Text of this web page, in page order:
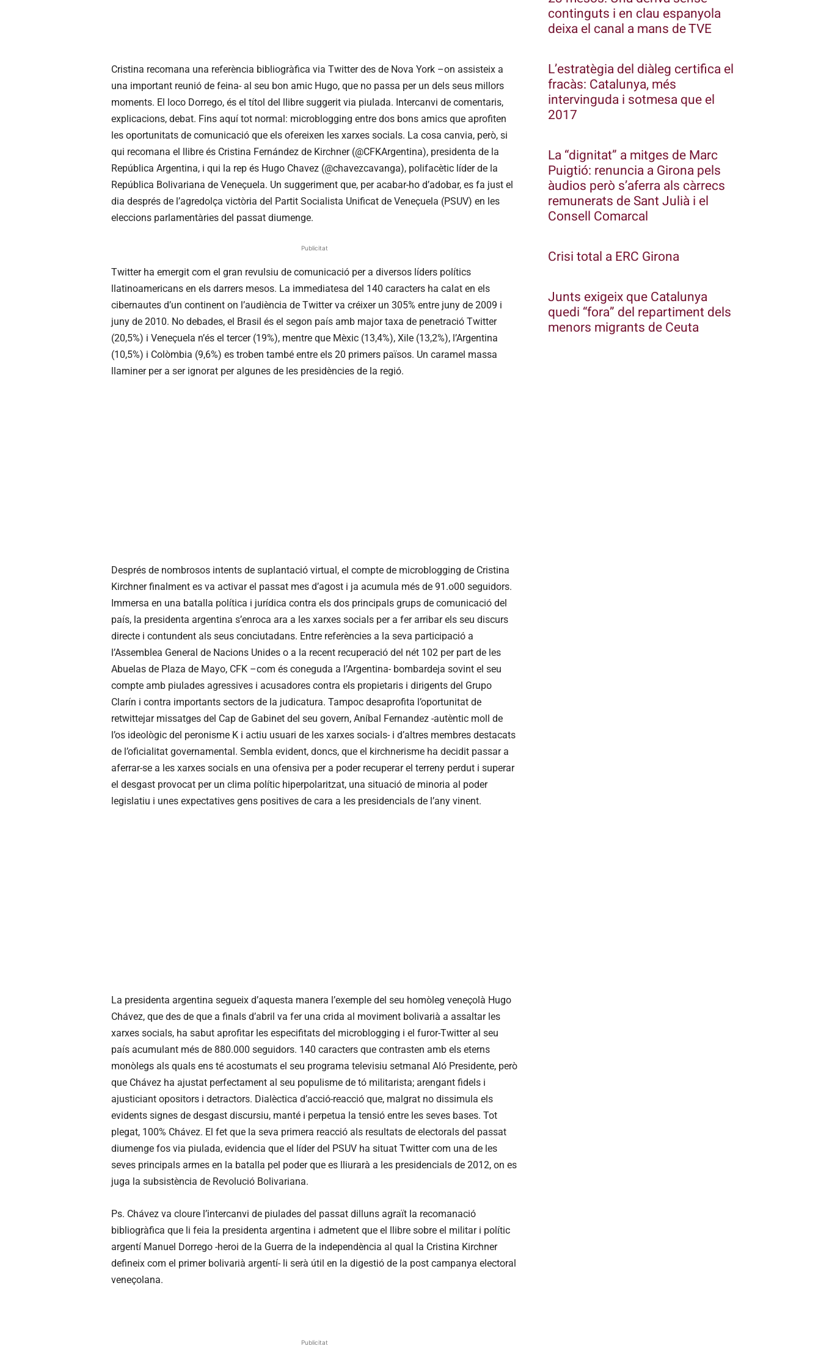
Cristina recomana una referència bibliogràfica via Twitter des de Nova York –on assisteix a
una important reunió de feina- al seu bon amic Hugo, que no passa per un dels seus millors
moments. El loco Dorrego, és el títol del llibre suggerit via piulada. Intercanvi de comentaris,
explicacions, debat. Fins aquí tot normal: microblogging entre dos bons amics que aprofiten
les oportunitats de comunicació que els ofereixen les xarxes socials. La cosa canvia, però, si
qui recomana el llibre és Cristina Fernández de Kirchner (@CFKArgentina), presidenta de la
República Argentina, i qui la rep és Hugo Chavez (@chavezcavanga), polifacètic líder de la
República Bolivariana de Veneçuela. Un suggeriment que, per acabar-ho d’adobar, es fa just el
dia després de l’agredolça victòria del Partit Socialista Unificat de Veneçuela (PSUV) en les
eleccions parlamentàries del passat diumenge.
Publicitat
Twitter ha emergit com el gran revulsiu de comunicació per a diversos líders polítics
llatinoamericans en els darrers mesos. La immediatesa del 140 caracters ha calat en els
cibernautes d’un continent on l’audiència de Twitter va créixer un 305% entre juny de 2009 i
juny de 2010. No debades, el Brasil és el segon país amb major taxa de penetració Twitter
(20,5%) i Veneçuela n’és el tercer (19%), mentre que Mèxic (13,4%), Xile (13,2%), l’Argentina
(10,5%) i Colòmbia (9,6%) es troben també entre els 20 primers països. Un caramel massa
llaminer per a ser ignorat per algunes de les presidències de la regió.
Després de nombrosos intents de suplantació virtual, el compte de microblogging de Cristina
Kirchner finalment es va activar el passat mes d’agost i ja acumula més de 91.o00 seguidors.
Immersa en una batalla política i jurídica contra els dos principals grups de comunicació del
país, la presidenta argentina s’enroca ara a les xarxes socials per a fer arribar els seu discurs
directe i contundent als seus conciutadans. Entre referències a la seva participació a
l’Assemblea General de Nacions Unides o a la recent recuperació del nét 102 per part de les
Abuelas de Plaza de Mayo, CFK –com és coneguda a l’Argentina- bombardeja sovint el seu
compte amb piulades agressives i acusadores contra els propietaris i dirigents del Grupo
Clarín i contra importants sectors de la judicatura. Tampoc desaprofita l’oportunitat de
retwittejar missatges del Cap de Gabinet del seu govern, Aníbal Fernandez -autèntic moll de
l’os ideològic del peronisme K i actiu usuari de les xarxes socials- i d’altres membres destacats
de l’oficialitat governamental. Sembla evident, doncs, que el kirchnerisme ha decidit passar a
aferrar-se a les xarxes socials en una ofensiva per a poder recuperar el terreny perdut i superar
el desgast provocat per un clima polític hiperpolaritzat, una situació de minoria al poder
legislatiu i unes expectatives gens positives de cara a les presidencials de l’any vinent.
La presidenta argentina segueix d’aquesta manera l’exemple del seu homòleg veneçolà Hugo
Chávez, que des de que a finals d’abril va fer una crida al moviment bolivarià a assaltar les
xarxes socials, ha sabut aprofitar les especifitats del microblogging i el furor-Twitter al seu
país acumulant més de 880.000 seguidors. 140 caracters que contrasten amb els eterns
monòlegs als quals ens té acostumats el seu programa televisiu setmanal Aló Presidente, però
que Chávez ha ajustat perfectament al seu populisme de tó militarista; arengant fidels i
ajusticiant opositors i detractors. Dialèctica d’acció-reacció que, malgrat no dissimula els
evidents signes de desgast discursiu, manté i perpetua la tensió entre les seves bases. Tot
plegat, 100% Chávez. El fet que la seva primera reacció als resultats de electorals del passat
diumenge fos via piulada, evidencia que el líder del PSUV ha situat Twitter com una de les
seves principals armes en la batalla pel poder que es lliurarà a les presidencials de 2012, on es
juga la subsistència de Revolució Bolivariana.
Ps. Chávez va cloure l’intercanvi de piulades del passat dilluns agraït la recomanació
bibliogràfica que li feia la presidenta argentina i admetent que el llibre sobre el militar i polític
argentí Manuel Dorrego -heroi de la Guerra de la independència al qual la Cristina Kirchner
defineix com el primer bolivarià argentí- li serà útil en la digestió de la post campanya electoral
veneçolana.
Publicitat
continguts i en clau espanyola
deixa el canal a mans de TVE
L’estratègia del diàleg certifica el
fracàs: Catalunya, més
intervinguda i sotmesa que el
2017
La “dignitat” a mitges de Marc
Puigtió: renuncia a Girona pels
àudios però s’aferra als càrrecs
remunerats de Sant Julià i el
Consell Comarcal
Crisi total a ERC Girona
Junts exigeix que Catalunya
quedi “fora” del repartiment dels
menors migrants de Ceuta